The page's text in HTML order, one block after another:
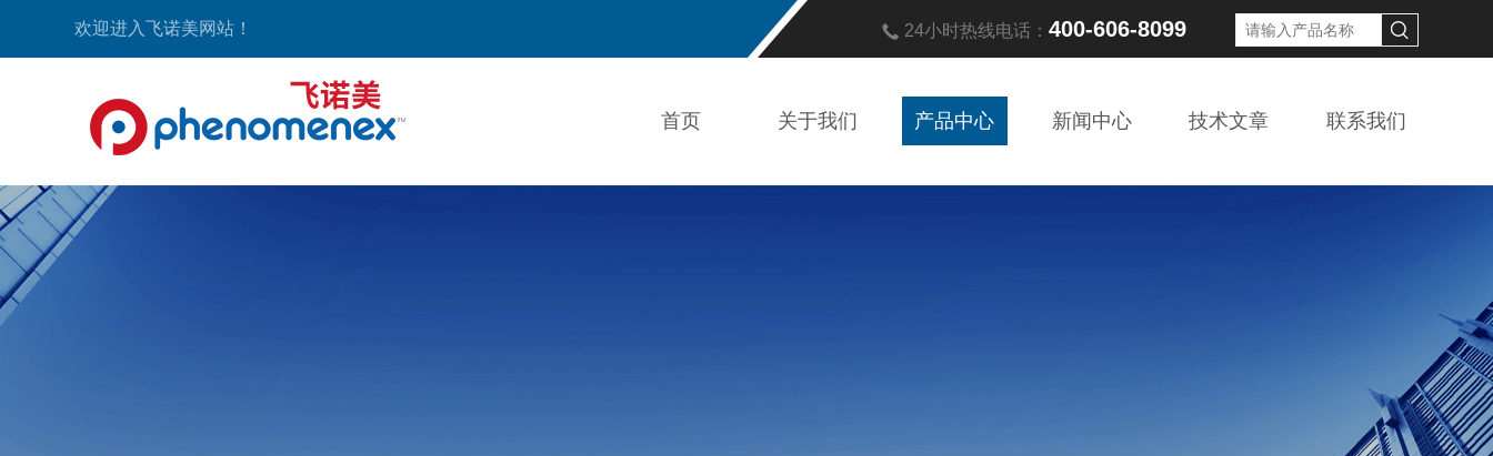
欢迎进入飞诺美网站！ 24小时热线电话： 400-606-8099
首页 关于我们 产品中心 新闻中心 技术文章 联系我们